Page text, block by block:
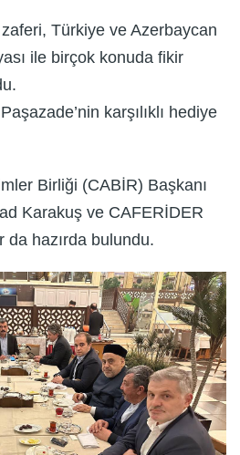
Türkiye ve Azerbaycan
ile birçok konuda fikir
karşılıklı hediye
Birliği (CABİR) Başkanı
Karakuş ve CAFERİDER
da hazırda bulundu.